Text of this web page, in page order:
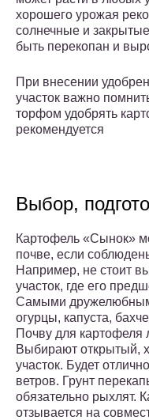
хорошего урожая
солнечные и
быть перекопан и
При внесении
участок важно
торфом удобрять
рекомендуется
Выбор,
Картофель «Сынок»
почве, если
Например, не стоит
участок, где его
Самыми
огурцы, капуста,
Почву для картофеля
Выбирают открытый,
участок. Будет
ветров. Грунт
обязательно рыхлят.
отзывается на